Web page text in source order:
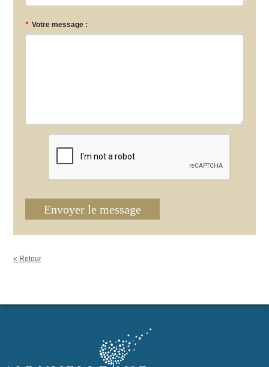
* Votre message :
Envoyer le message
« Retour